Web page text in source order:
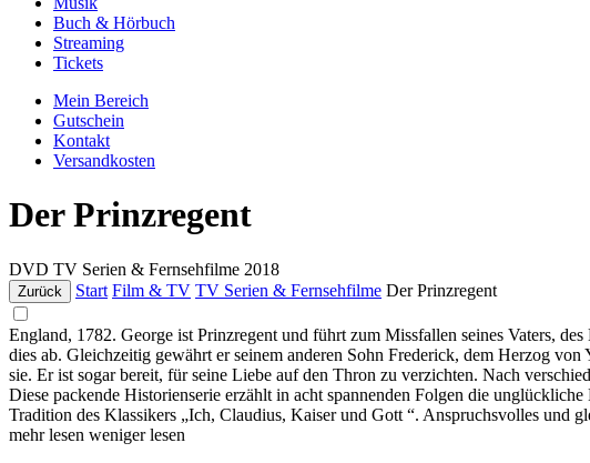
Buch & Hörbuch
Streaming
Tickets
Mein Bereich
Gutschein
Kontakt
Versandkosten
Der Prinzregent
DVD TV Serien & Fernsehfilme 2018
Zurück Start Film & TV TV Serien & Fernsehfilme Der Prinzregent
England, 1782. George ist Prinzregent und führt zum Missfallen seines Vaters,
dies ab. Gleichzeitig gewährt er seinem anderen Sohn Frederick, dem Herzog
sie. Er ist sogar bereit, für seine Liebe auf den Thron zu verzichten. Nach
Diese packende Historienserie erzählt in acht spannenden Folgen die
Tradition des Klassikers „Ich, Claudius, Kaiser und Gott “. Anspruchsvolles und
mehr lesen weniger lesen